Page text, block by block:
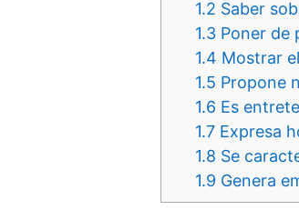
1.2 Saber
1.3 Poner de
1.4 Mostrar
1.5 Propone
1.6 Es
1.7 Expresa
1.8 Se
1.9 Genera